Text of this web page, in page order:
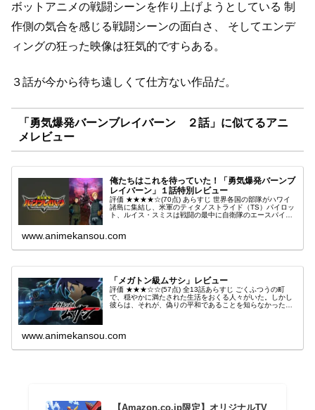
ボットアニメの戦闘シーンを作り上げようとしている 制
作側の気合を感じる戦闘シーンの面白さ、
そしてエンデ
ィングの狂った映像は狂気的ですらある。
３話が今から待ち遠しくて仕方ない作品だ。
「勇気爆発バーンブレイバーン ２話」に似てるアニ
メレビュー
俺たちはこれを待っていた！「勇気爆発バーンブ
レイバーン」１話特別レビュー
評価 ★★★★☆(70点) あらすじ 世界各国の部隊がハワイ
諸島に集結し、米軍のティタノストライド（TS）パイロッ
ト、ルイス・スミスは戦闘の最中に自衛隊のエースパイロ
www.animekansou.com
「メガトン級ムサシ」レビュー
評価 ★★★☆☆(57点) 全13話あらすじ ごくふつうの町
で、穏やかに満たされた生活をおくる人々がいた。しかし
彼らは、それが、偽りの平和であることを知らなかった。
www.animekansou.com
【Amazon.co.jp限定】オリジナルTV